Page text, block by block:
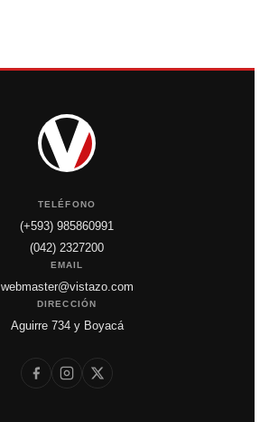
TELÉFONO
(+593) 985860991
(042) 2327200
EMAIL
webmaster@vistazo.com
DIRECCIÓN
Aguirre 734 y Boyacá